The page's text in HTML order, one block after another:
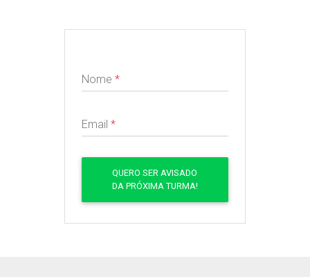
Nome*
Email*
QUERO SER AVISADO
DA PRÓXIMA TURMA!